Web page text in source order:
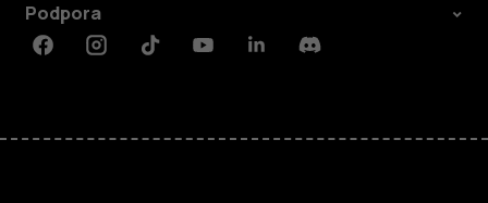
Podpora
FacebookInstagramTiktokYoutubeLinkedinDiscord